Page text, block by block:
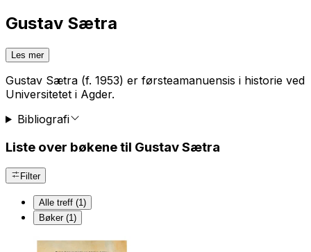
Gustav Sætra
Les mer
Gustav Sætra (f. 1953) er førsteamanuensis i historie ved
Universitetet i Agder.
Bibliografi
Liste over bøkene til Gustav Sætra
Filter
Alle treff (1)
Bøker (1)